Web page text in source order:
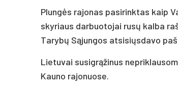
Plungės rajonas pasirinktas kaip
skyriaus darbuotojai rusų kalba
Tarybų Sąjungos atsisiųsdavo
Lietuvai susigrąžinus
Kauno rajonuose.